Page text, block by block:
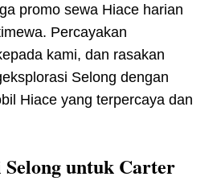
promo sewa Hiace harian
Percayakan
kami, dan rasakan
Selong dengan
Hiace yang terpercaya dan
Selong untuk Carter